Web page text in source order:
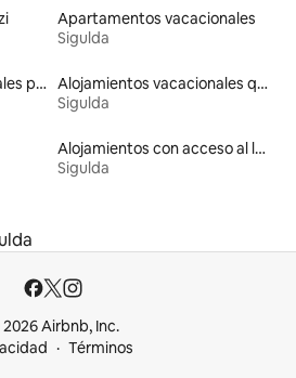
Apartamentos vacacionales
Sigulda
Alojamientos vacacionales para familias
Alojamientos vacacionales que admiten mascotas
Sigulda
Alojamientos con acceso al lago
Sigulda
Airbnb, Inc.
Términos